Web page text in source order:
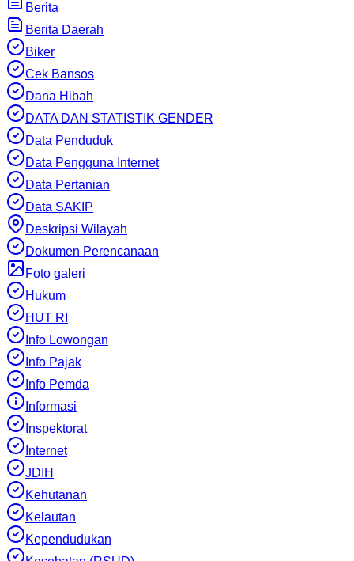
Berita
Berita Daerah
Biker
Cek Bansos
Dana Hibah
DATA DAN STATISTIK GENDER
Data Penduduk
Data Pengguna Internet
Data Pertanian
Data SAKIP
Deskripsi Wilayah
Dokumen Perencanaan
Foto galeri
Hukum
HUT RI
Info Lowongan
Info Pajak
Info Pemda
Informasi
Inspektorat
Internet
JDIH
Kehutanan
Kelautan
Kependudukan